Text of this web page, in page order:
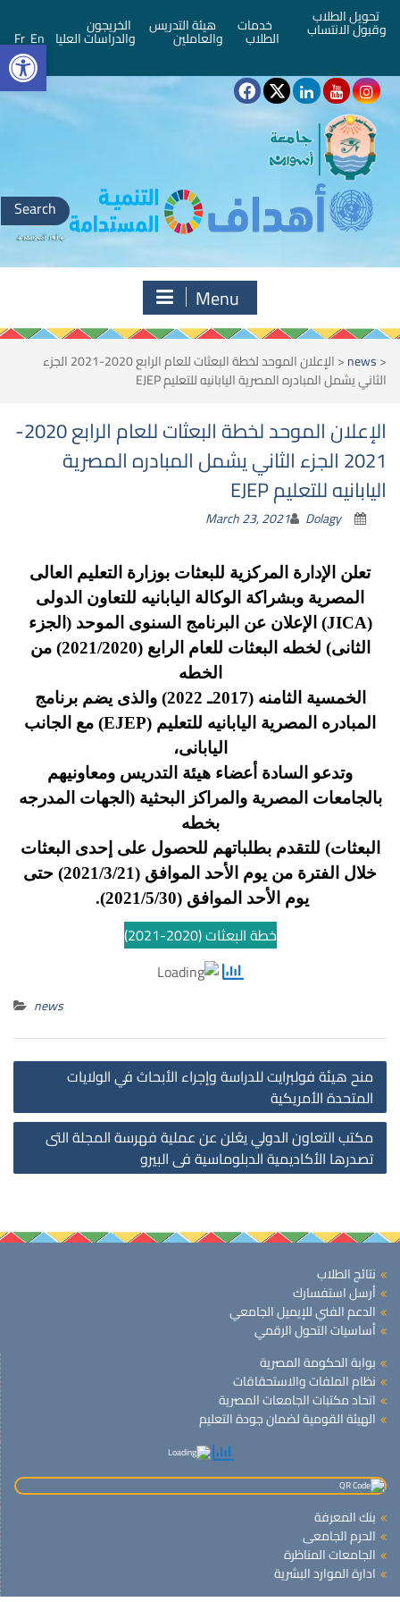
تحويل الطلاب
وقبول الانتساب خدمات
الطلاب
هيئة التدريس
والعاملين
الخريجون
والدراسات العليا En
Fr
Search
for:
Menu
<
news
<
الإعلان الموحد لخطة البعثات للعام الرابع 2020-2021 الجزء
الثاني يشمل المبادره المصرية اليابانيه للتعليم EJEP
الإعلان الموحد لخطة البعثات للعام الرابع 2020-
2021 الجزء الثاني يشمل المبادره المصرية
اليابانيه للتعليم EJEP
March 23, 2021 Dolagy
تعلن الإدارة المركزية للبعثات بوزارة التعليم العالى
المصرية وبشراكة الوكالة اليابانيه للتعاون الدولى
(JICA) الإعلان عن البرنامج السنوى الموحد (الجزء
الثانى) لخطه البعثات للعام الرابع (2021/2020) من
الخطه
الخمسية الثامنه (2017ـ 2022) والذى يضم برنامج
المبادره المصرية اليابانيه للتعليم (EJEP) مع الجانب
اليابانى،
وتدعو السادة أعضاء هيئة التدريس ومعاونيهم
بالجامعات المصرية والمراكز البحثية (الجهات المدرجه
بخطه
البعثات) للتقدم بطلباتهم للحصول على إحدى البعثات
خلال الفترة من يوم الأحد الموافق (2021/3/21) حتى
يوم الأحد الموافق (2021/5/30).
خطة البعثات (2020-2021)
news
منح هيئة فولبرايت للدراسة وإجراء الأبحاث في الولايات
المتحدة الأمريكية
مكتب التعاون الدولي يعُلن عن عملية فهرسة المجلة التى
تصدرها الأكاديمية الدبلوماسية فى البيرو
نتائج الطلاب
أرسل استفسارك
الدعم الفني للإيميل الجامعي
أساسيات التحول الرقمي
بوابة الحكومة المصرية
نظام الملفات والاستحقاقات
اتحاد مكتبات الجامعات المصرية
الهيئة القومية لضمان جودة التعليم
بنك المعرفة
الحرم الجامعى
الجامعات المناظرة
ادارة الموارد البشرية